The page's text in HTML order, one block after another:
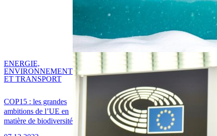
COP15 : les grandes
ambitions de l’UE en
matière de biodiversité
ENERGIE,
ENVIRONNEMENT
ET TRANSPORT